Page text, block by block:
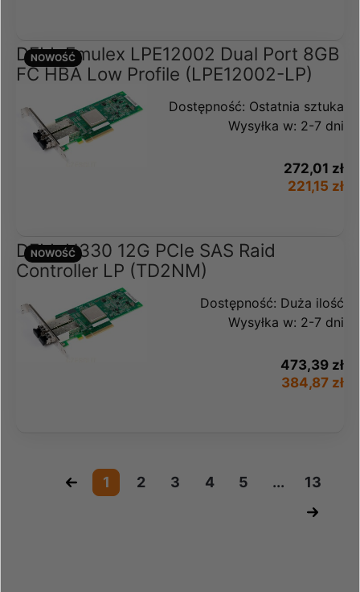
DELL Emulex LPE12002 Dual Port 8GB
FC HBA Low Profile (LPE12002-LP)
Dostępność: Ostatnia sztuka
Wysyłka w: 2-7 dni
272,01 zł
221,15 zł
NOWOŚĆ
DELL H330 12G PCIe SAS Raid
Controller LP (TD2NM)
Dostępność: Duża ilość
Wysyłka w: 2-7 dni
473,39 zł
384,87 zł
NOWOŚĆ
« 1 2 3 4 5 ...
13
»